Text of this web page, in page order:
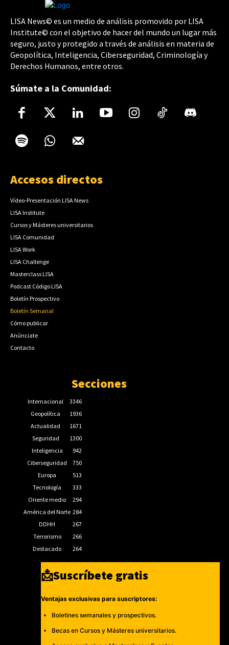
LISA News© es un medio de análisis promovido por LISA
Institute© con el objetivo de hacer del mundo un lugar más
seguro, justo y protegido a través de análisis en materia de
Geopolítica, Inteligencia, Ciberseguridad, Criminología y
Derechos Humanos, entre otros.
Súmate a la Comunidad:
Accesos directos
Vídeo-Presentación LISA News
LISA Institute
Cursos y Másteres universitarios
LISA Comunidad
LISA Work
LISA Challenge
Masterclass LISA
Podcast Código LISA
Boletín Prospectivo
Boletín Semanal
Cómo publicar
Anúnciate
Contacto
Secciones
Internacional
3346
Geopolítica
1936
Actualidad
1671
Seguridad
1300
Inteligencia
942
Ciberseguridad
750
Europa
513
Tecnología
333
Oriente medio
294
América del Norte 284
DDHH
267
Terrorismo
266
Destacado
264
📩Suscríbete gratis
Ventajas exclusivas para suscriptores:
Boletines semanales y prospectivos.
Becas en Cursos y Másteres universitarios.